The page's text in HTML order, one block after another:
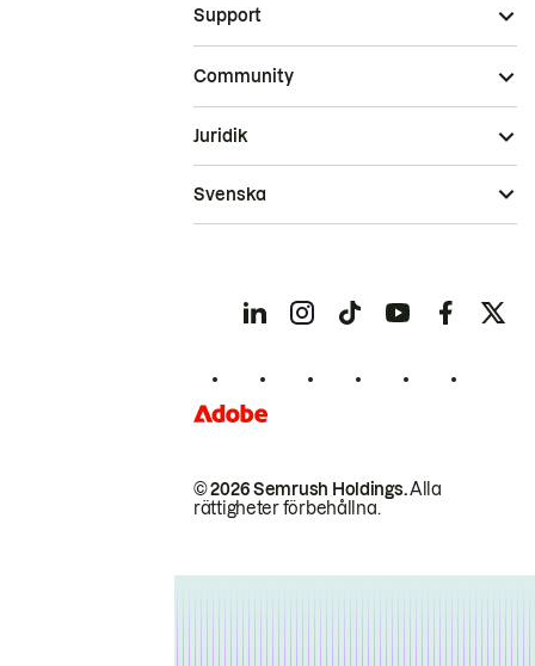
Support
Community
© 2026 Semrush Holdings.Alla
rättigheter förbehållna.
Juridik
Svenska